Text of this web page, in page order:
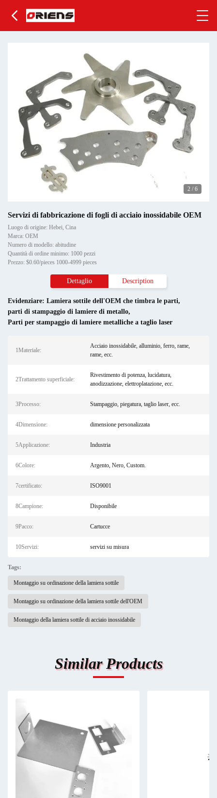
2 / 6
Servizi di fabbricazione di fogli di acciaio inossidabile OEM
Luogo di origine: Hebei, Cina
Marca: OEM
Numero di modello: abitudine
Quantità di ordine minimo: 1000 pezzi
Prezzo: $0.60/pieces 1000-4999 pieces
Dettaglio Description
Evidenziare: Lamiera sottile dell'OEM che timbra le parti,
parti di stampaggio di lamiere di metallo,
Parti per stampaggio di lamiere metalliche a taglio laser
1Materiale:
Acciaio inossidabile, alluminio, ferro, rame,
rame, ecc.
2Trattamento superficiale:
Rivestimento di potenza, lucidatura,
anodizzazione, elettroplatazione, ecc.
3Processo: Stampaggio, piegatura, taglio laser, ecc.
4Dimensione: dimensione personalizzata
5Applicazione: Industria
6Colore: Argento, Nero, Custom.
7certificato: ISO9001
8Campione: Disponibile
9Pacco: Cartucce
10Servizi: servizi su misura
Tags:
Montaggio su ordinazione della lamiera sottile
Montaggio su ordinazione della lamiera sottile dell'OEM
Montaggio della lamiera sottile di acciaio inossidabile
Similar Products